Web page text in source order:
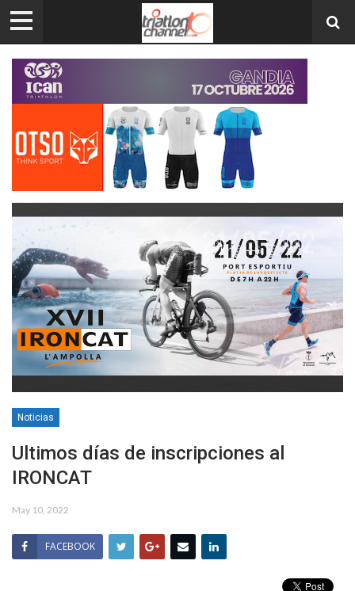
Noticias
Ultimos días de inscripciones al
IRONCAT
May 10, 2022
FACEBOOK